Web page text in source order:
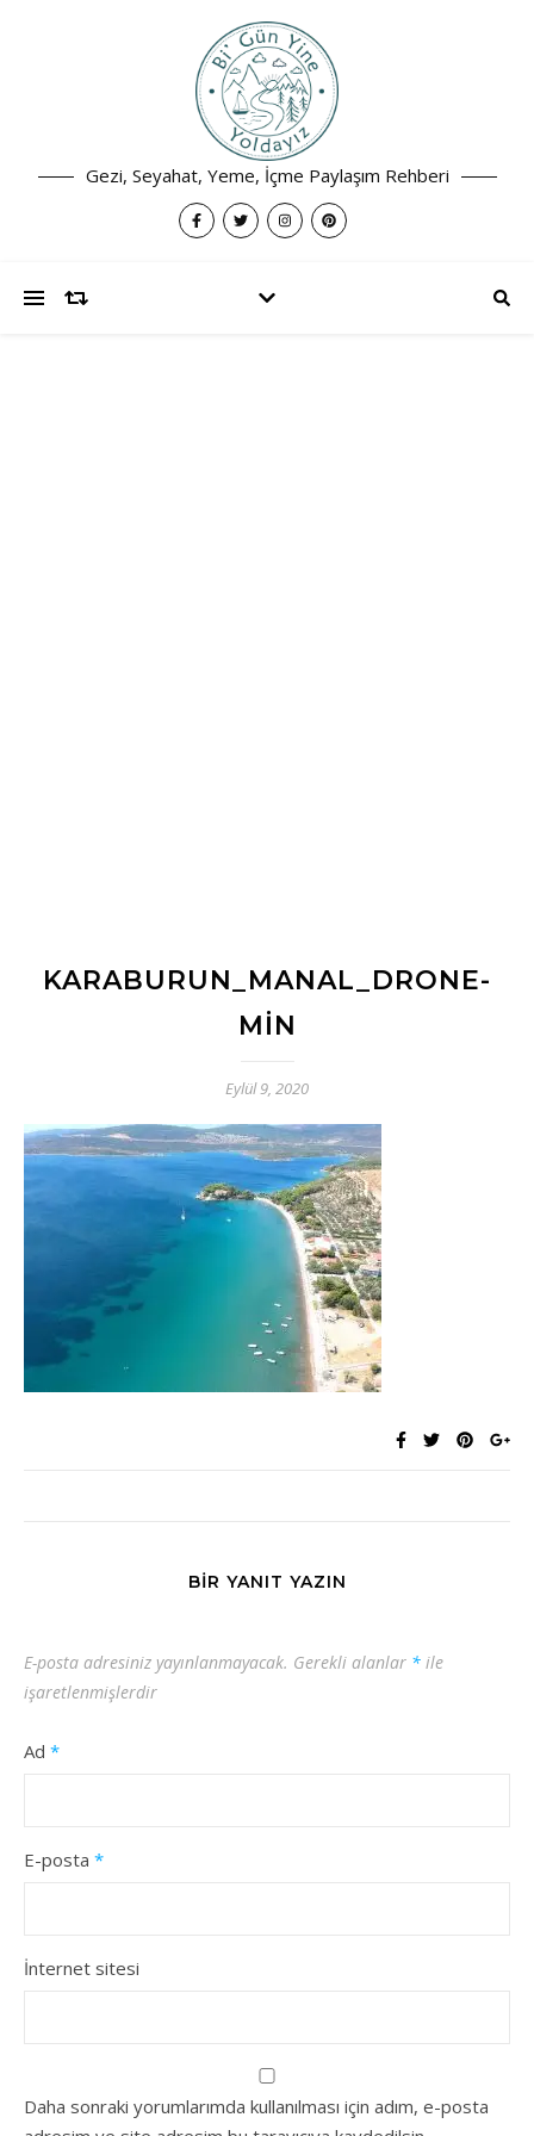
Gezi, Seyahat, Yeme, İçme Paylaşım Rehberi
KARABURUN_MANAL_DRONE-
MIN
Eylül 9, 2020
BIR YANIT YAZIN
E-posta adresiniz yayınlanmayacak. Gerekli alanlar * ile
işaretlenmişlerdir
Ad *
E-posta *
İnternet sitesi
Daha sonraki yorumlarımda kullanılması için adım, e-posta